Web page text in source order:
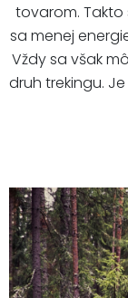
tovarom.
sa menej
Vždy sa však
druh trekingu.